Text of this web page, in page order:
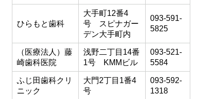
ひらもと歯科
大手町12番4
号 スピナガー
デン大手町内
093-591-
5825
（医療法人）藤
崎歯科医院
浅野二丁目14番
1号 KMMビル
093-521-
5584
ふじ田歯科クリ
ニック
大門2丁目1番4
号
093-592-
1318